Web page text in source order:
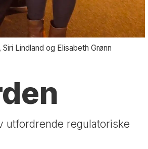
Lindland og Elisabeth Grønn
utfordrende regulatoriske